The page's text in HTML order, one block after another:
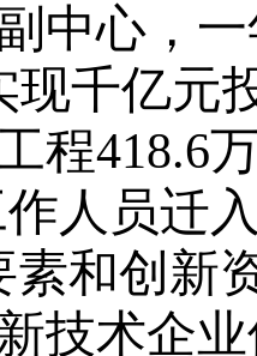
中心，
现千亿元
程418.6
人员迁
素和创新
技术企